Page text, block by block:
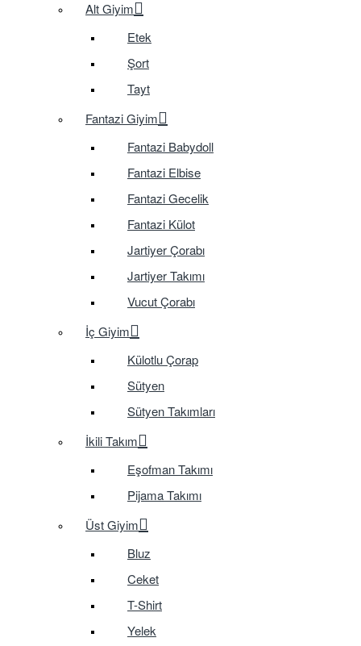
Alt Giyim
Etek
Şort
Tayt
Fantazi Giyim
Fantazi Babydoll
Fantazi Elbise
Fantazi Gecelik
Fantazi Külot
Jartiyer Çorabı
Jartiyer Takımı
Vucut Çorabı
İç Giyim
Külotlu Çorap
Sütyen
Sütyen Takımları
İkili Takım
Eşofman Takımı
Pijama Takımı
Üst Giyim
Bluz
Ceket
T-Shirt
Yelek